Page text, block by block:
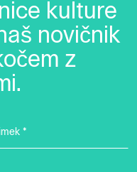
kulture
novičnik
z
*